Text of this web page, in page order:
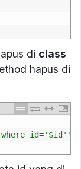
di class
hapus di
id='$id'"